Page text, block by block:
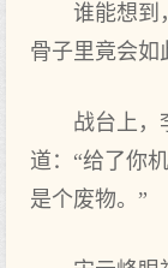
谁能想到
骨子里竟会如
战台上，
道：“给了你
是个废物。”